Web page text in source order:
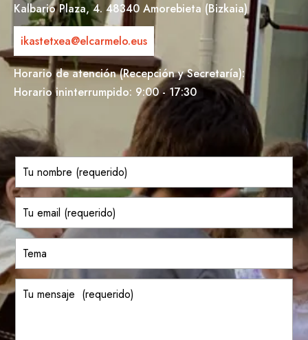
Kalbario Plaza, 4. 48340 Amorebieta (Bizkaia)
ikastetxea@elcarmelo.eus
Horario de atención (Recepción y Secretaría):
Horario ininterrumpido: 9:00 - 17:30